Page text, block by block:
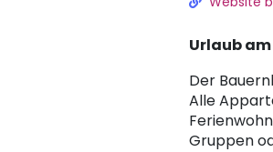
Urlaub
Der
Alle
Gruppen